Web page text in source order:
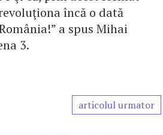
încă o dată
a spus Mihai
3.
articolul urmator